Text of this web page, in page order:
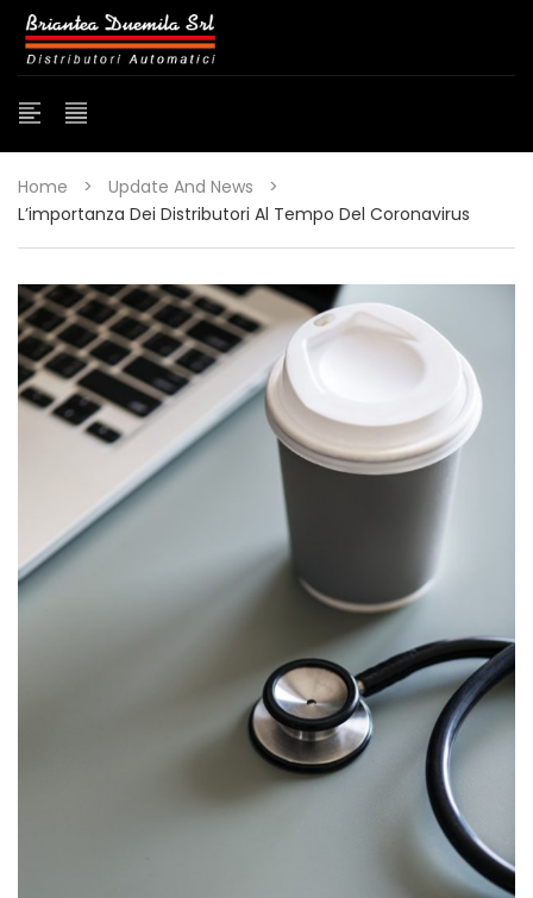
Home > Update And News
>
L’importanza Dei Distributori Al Tempo Del Coronavirus